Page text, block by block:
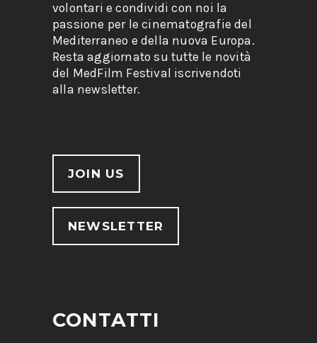
volontari e condividi con noi la
passione per le cinematografie del
Mediterraneo e della nuova Europa.
Resta aggiornato su tutte le novità
del MedFilm Festival iscrivendoti
alla newsletter.
JOIN US
NEWSLETTER
CONTATTI